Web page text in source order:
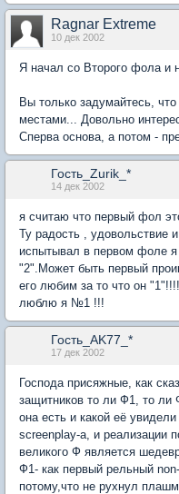
Ragnar Extreme
10 дек 2002
Я начал со Второго фола и
Вы только задумайтесь,
местами... Довольно
Сперва основа, а потом -
Гость_Zurik_*
14 дек 2002
я считаю что первый фол
Ту радость , удовольствие
испытывал в первом фоле
"2".Может быть первый
его любим за то что он
люблю я №1 !!!
Гость_AK77_*
17 дек 2002
Господа присяжные, как
защитников то ли Ф1, то ли
она есть и какой её
screenplay-а, и реализации
великого Ф является
Ф1- как первый рельный
потому,что не рухнул